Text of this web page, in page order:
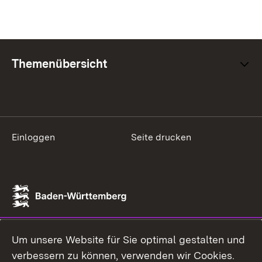
Themenübersicht
Einloggen Seite drucken
Um unsere Website für Sie optimal gestalten und
verbessern zu können, verwenden wir Cookies.